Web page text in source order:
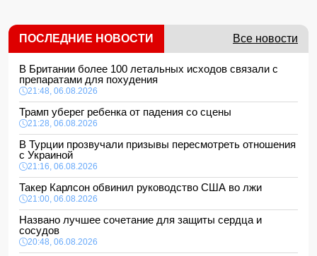
ПОСЛЕДНИЕ НОВОСТИ Все новости
В Британии более 100 летальных исходов связали с
препаратами для похудения
21:48, 06.08.2026
Трамп уберег ребенка от падения со сцены
21:28, 06.08.2026
В Турции прозвучали призывы пересмотреть отношения
с Украиной
21:16, 06.08.2026
Такер Карлсон обвинил руководство США во лжи
21:00, 06.08.2026
Названо лучшее сочетание для защиты сердца и
сосудов
20:48, 06.08.2026